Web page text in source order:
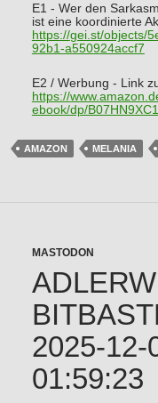
E1 - Wer den
ist eine koordinierte
https://gei.st/objects/
92b1-a550924accf7
E2 / Werbung - Link
https://www.
ebook/dp/
AMAZON MELANIA
MASTODON
2025-12-
01:59:23